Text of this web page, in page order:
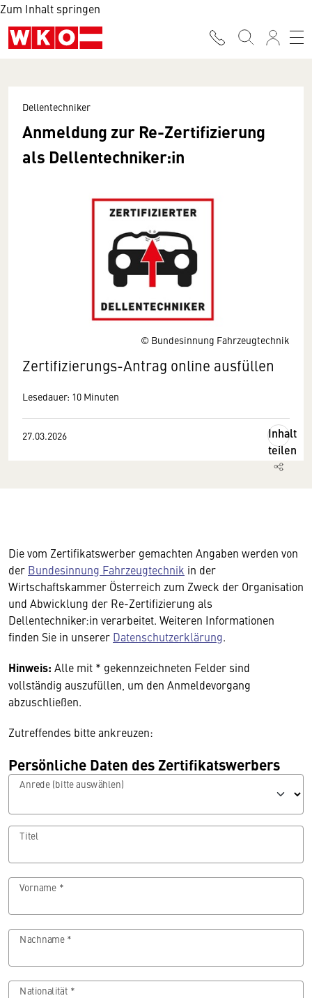
Zum Inhalt springen
© Bundesinnung Fahrzeugtechnik
Dellentechniker
Anmeldung zur Re-Zertifizierung
als Dellentechniker:in
Zertifizierungs-Antrag online ausfüllen
Lesedauer: 10 Minuten
27.03.2026
Inhalt
teilen
Die vom Zertifikatswerber gemachten Angaben werden von
der Bundesinnung Fahrzeugtechnik in der
Wirtschaftskammer Österreich zum Zweck der Organisation
und Abwicklung der Re-Zertifizierung als
Dellentechniker:in verarbeitet. Weiteren Informationen
finden Sie in unserer Datenschutzerklärung.
Hinweis: Alle mit * gekennzeichneten Felder sind
vollständig auszufüllen, um den Anmeldevorgang
abzuschließen.
Zutreffendes bitte ankreuzen:
Persönliche Daten des Zertifikatswerbers
Anrede (bitte auswählen)
Titel
Vorname *
Nachname *
Nationalität *